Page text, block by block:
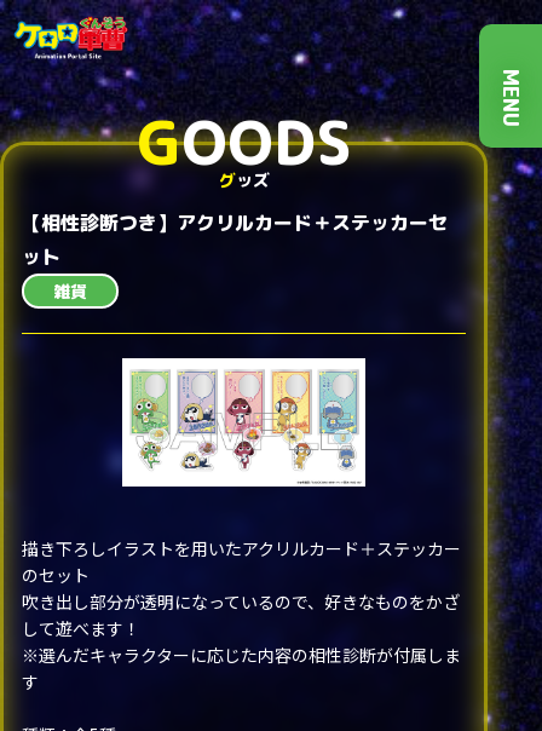
MENU
GOODS
グッズ
【相性診断つき】アクリルカード＋ステッカーセ
ット
雑貨
描き下ろしイラストを用いたアクリルカード＋ステッカー
のセット
吹き出し部分が透明になっているので、好きなものをかざ
して遊べます！
※選んだキャラクターに応じた内容の相性診断が付属しま
す